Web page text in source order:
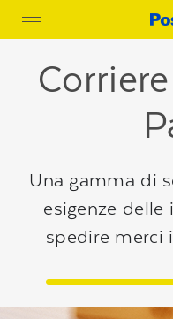
Toggle
navigation
Una gamma di
esigenze delle
spedire merci